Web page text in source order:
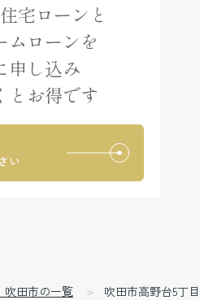
宅ローンと
ムローンを
申し込み
とお得です
い
吹田市の一覧 吹田市高野台5丁目